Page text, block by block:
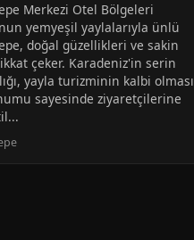
Merkezi Otel Bölgeleri
yemyeşil yaylalarıyla ünlü
doğal güzellikleri ve sakin
çeker. Karadeniz'in serin
yayla turizminin kalbi olması
sayesinde ziyaretçilerine